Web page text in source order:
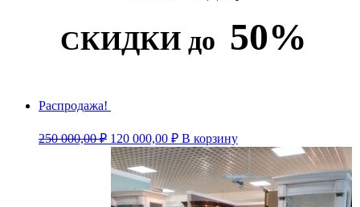
СКИДКИ до 50%
Распродажа!
250 000,00₽ Первоначальная
цена
составляла
250
000,00 ₽.
120 000,00 ₽Текущая
цена:
120
000,00 ₽.
В корзину